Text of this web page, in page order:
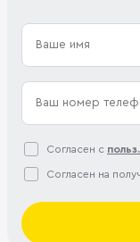
Согласен с
Согласен на